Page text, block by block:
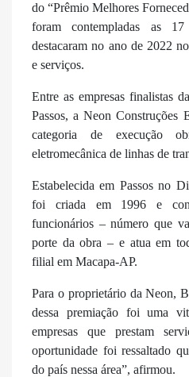
do “Prêmio Melhores
foram contempladas as
destacaram no ano de 2022
e serviços.
Entre as empresas finalistas
Passos, a Neon Construções
categoria de execução
eletromecânica de linhas de
Estabelecida em Passos no
foi criada em 1996 e
funcionários – número que
porte da obra – e atua em
filial em Macapa-AP.
Para o proprietário da Neon,
dessa premiação foi uma
empresas que prestam
oportunidade foi ressaltado
do país nessa área”, afirmou.